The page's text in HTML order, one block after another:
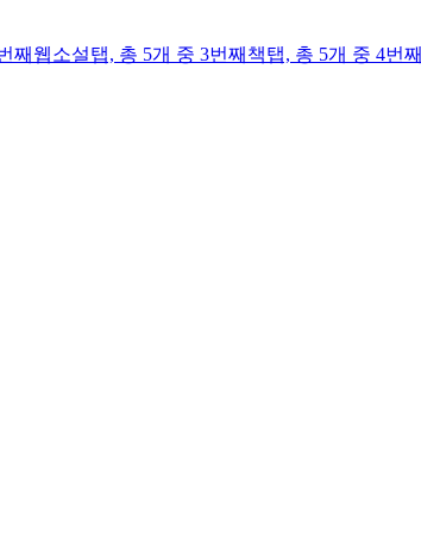
째 웹소설탭, 총 5개 중 3번째 책탭, 총 5개 중 4번째